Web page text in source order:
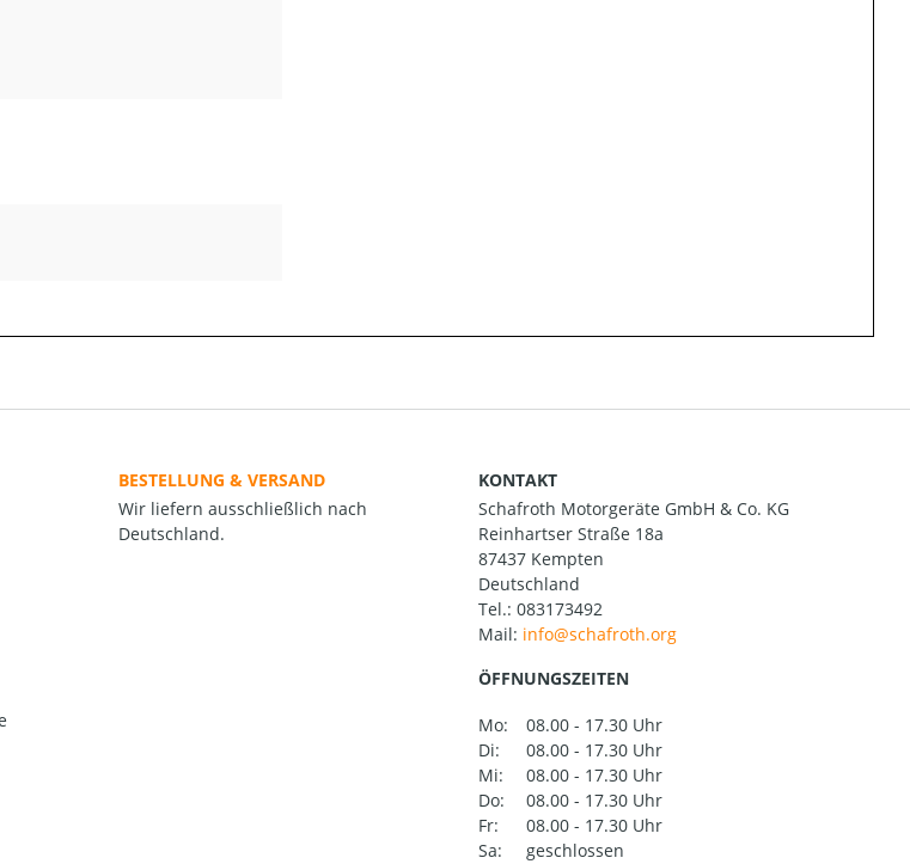
BESTELLUNG & VERSAND
Wir liefern ausschließlich nach
Deutschland.
KONTAKT
Schafroth Motorgeräte GmbH & Co. KG
Reinhartser Straße 18a
87437 Kempten
Deutschland
Tel.: 083173492
Mail:
ÖFFNUNGSZEITEN
Mo:
08.00 - 17.30 Uhr
Di:
08.00 - 17.30 Uhr
Mi:
08.00 - 17.30 Uhr
Do:
08.00 - 17.30 Uhr
Fr:
08.00 - 17.30 Uhr
Sa:
geschlossen